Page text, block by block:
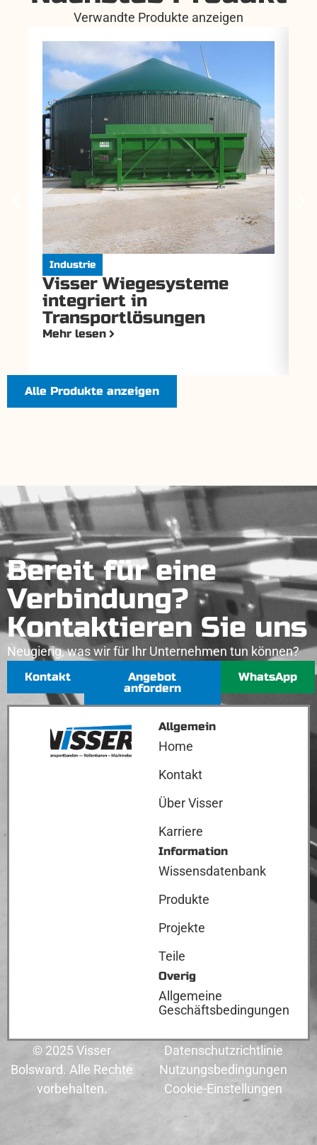
Verwandte Produkte anzeigen
Industrie
Visser Wiegesysteme
integriert in
Transportlösungen
Mehr lesen
Alle Produkte anzeigen
Bereit für eine
Verbindung?
Kontaktieren Sie uns
Neugierig, was wir für Ihr Unternehmen tun können?
Kontakt
Angebot
anfordern
WhatsApp
Allgemein
Home
Kontakt
Über Visser
Karriere
Information
Wissensdatenbank
Produkte
Projekte
Teile
Overig
Allgemeine
Geschäftsbedingungen
© 2025 Visser
Bolsward. Alle Rechte
vorbehalten.
Datenschutzrichtlinie
Nutzungsbedingungen
Cookie-Einstellungen